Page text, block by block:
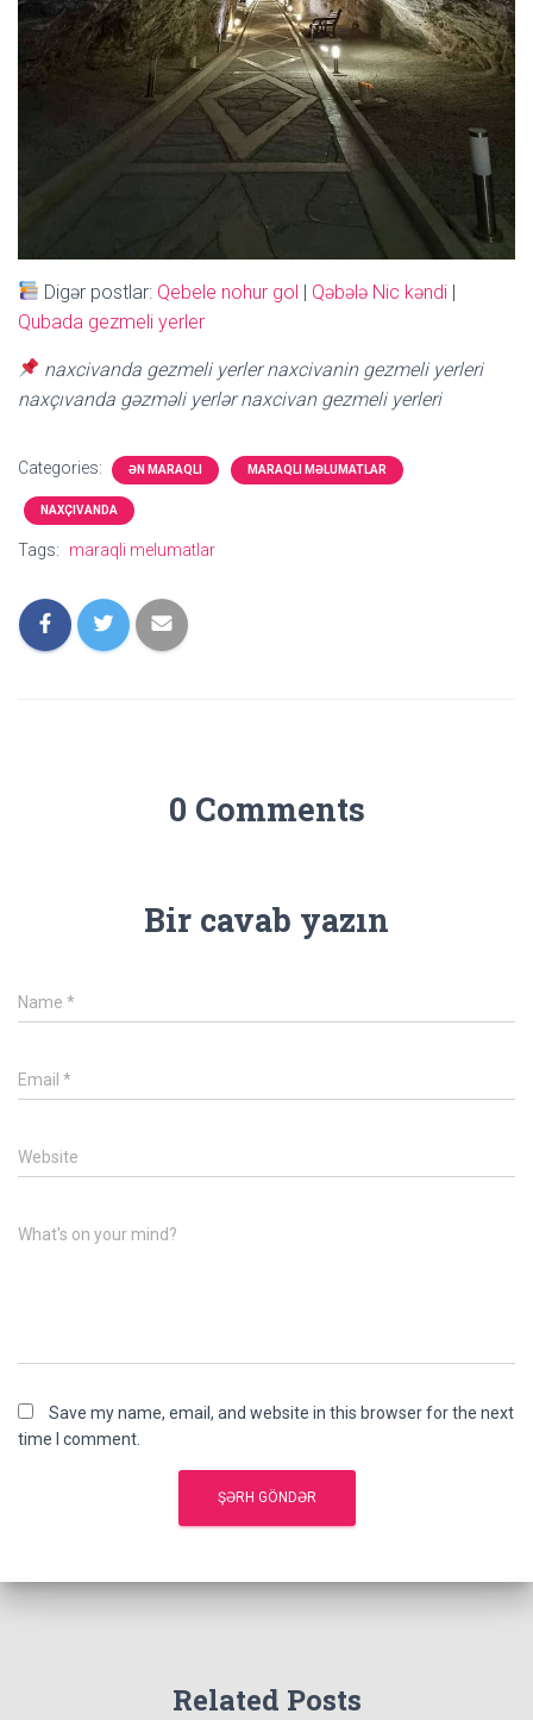
Digər postlar: Qebele nohur gol | Qəbələ Nic kəndi |
Qubada gezmeli yerler
naxcivanda gezmeli yerler naxcivanin gezmeli yerleri
naxçıvanda gəzməli yerlər naxcivan gezmeli yerleri
Categories: ƏN MARAQLI MARAQLI MƏLUMATLAR
NAXÇIVANDA
Tags: maraqli melumatlar
0 Comments
Bir cavab yazın
Name *
Email *
Website
What's on your mind?
Save my name, email, and website in this browser for the next
time I comment.
Related Posts